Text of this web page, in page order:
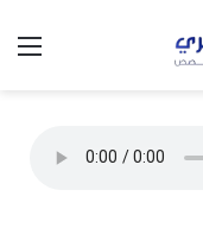
الوضع